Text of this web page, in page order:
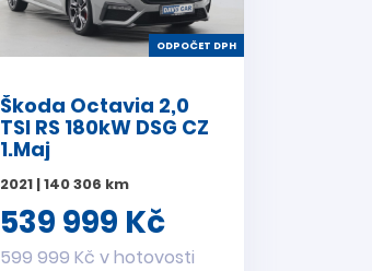
ODPOČET DPH
Škoda Octavia 2,0
TSI RS 180kW DSG CZ
1.Maj
2021 | 140 306 km
539 999 Kč
599 999 Kč v hotovosti